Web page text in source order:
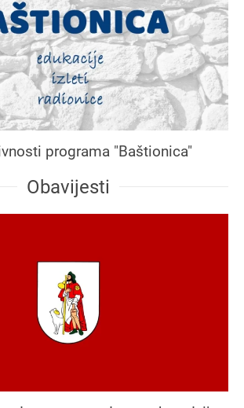
programa "Baštionica"
Obavijesti